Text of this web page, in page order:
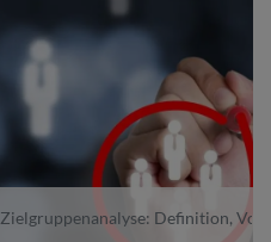
Zielgruppenanalyse: Definition,